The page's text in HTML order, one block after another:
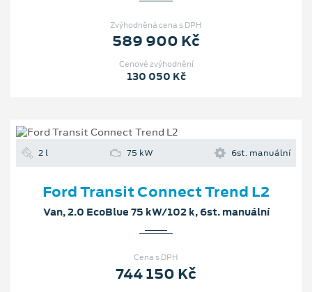
Zvýhodněná cena s DPH
589 900 Kč
Cenové zvýhodnění
130 050 Kč
2 l 75 kW 6st. manuální
Ford Transit Connect Trend L2
Van, 2.0 EcoBlue 75 kW/102 k, 6st. manuální
Cena s DPH
744 150 Kč